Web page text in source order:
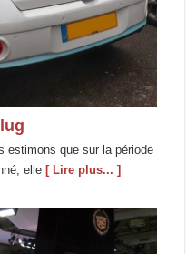
estimons que sur la période
elle [ Lire plus... ]